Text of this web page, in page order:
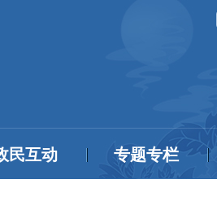
民互动 专题专栏